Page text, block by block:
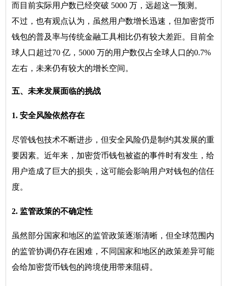
而目前实际用户数已经突破 5000 万，远超这一预测。
不过，也有观点认为，虽然用户数增长迅速，但加密货币
钱包的普及率与传统金融工具相比仍有较大差距。目前全
球人口超过70 亿，5000 万的用户数仅占全球人口的0.7%
左右，未来仍有较大的增长空间。
五、未来发展面临的挑战
1. 安全风险依然存在
尽管钱包技术不断进步，但安全风险仍是制约其发展的重
要因素。近年来，加密货币钱包被盗的事件时有发生，给
用户造成了巨大的损失，这可能会影响用户对钱包的信任
度。
2. 监管政策的不确定性
虽然部分国家和地区的监管政策逐渐清晰，但全球范围内
的监管协调仍存在困难，不同国家和地区的政策差异可能
会给加密货币钱包的跨境使用带来阻碍。